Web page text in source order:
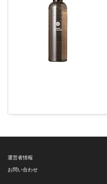
運営者情報
お問い合わせ